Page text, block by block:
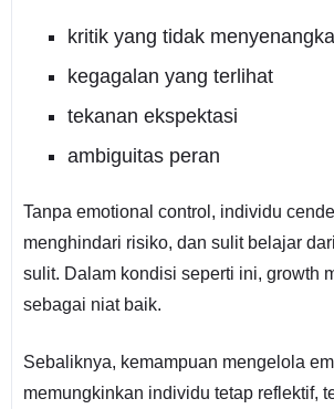
kritik yang tidak
kegagalan yang terlihat
tekanan ekspektasi
ambiguitas peran
Tanpa emotional control, individu
menghindari risiko, dan sulit belajar
sulit. Dalam kondisi seperti ini, growth
sebagai niat baik.
Sebaliknya, kemampuan mengelola
memungkinkan individu tetap reflektif,